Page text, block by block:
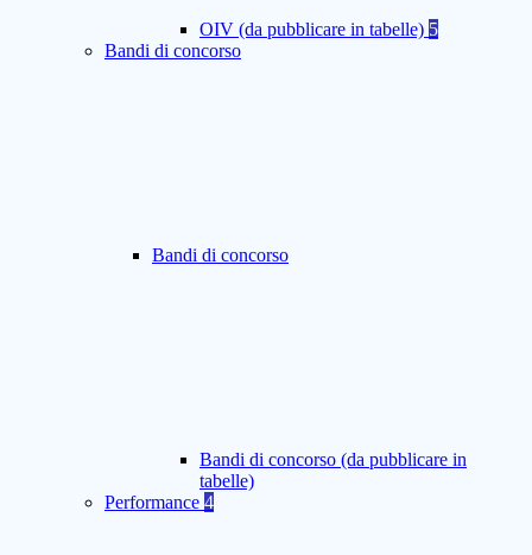
OIV (da pubblicare in tabelle) 5
Bandi di concorso
Bandi di concorso
Bandi di concorso (da pubblicare in
tabelle)
Performance 4